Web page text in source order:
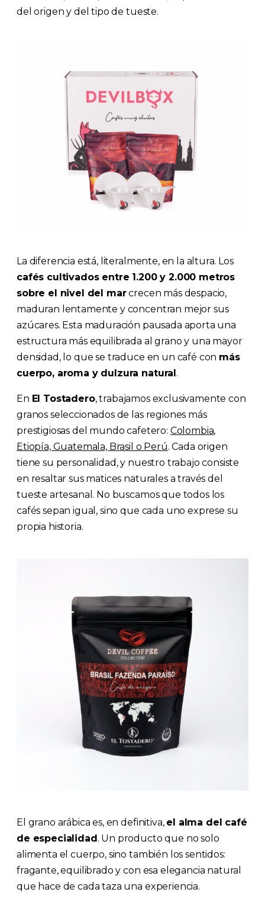
del origen y del tipo de tueste.
La diferencia está, literalmente, en la altura. Los
cafés cultivados entre 1.200 y 2.000 metros
sobre el nivel del marcrecen más despacio,
maduran lentamente y concentran mejor sus
azúcares. Esta maduración pausada aporta una
estructura más equilibrada al grano y una mayor
densidad, lo que se traduce en un café con más
cuerpo, aroma y dulzura natural .
En El Tostadero, trabajamos exclusivamente con
granos seleccionados de las regiones más
prestigiosas del mundo cafetero: Colombia,
Etiopía, Guatemala, Brasil o Perú. Cada origen
tiene su personalidad, y nuestro trabajo consiste
en resaltar sus matices naturales a través del
tueste artesanal. No buscamos que todos los
cafés sepan igual, sino que cada uno exprese su
propia historia.
El grano arábica es, en definitiva, el alma del café
de especialidad . Un producto que no solo
alimenta el cuerpo, sino también los sentidos:
fragante, equilibrado y con esa elegancia natural
que hace de cada taza una experiencia.